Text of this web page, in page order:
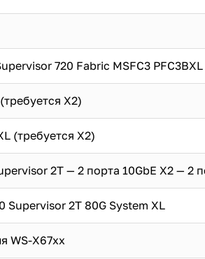
720 Fabric MSFC3 PFC3BXL
X2)
(требуется X2)
2T — 2 порта 10GbE X2 — 2
Supervisor 2T 80G System XL
WS-X67xx